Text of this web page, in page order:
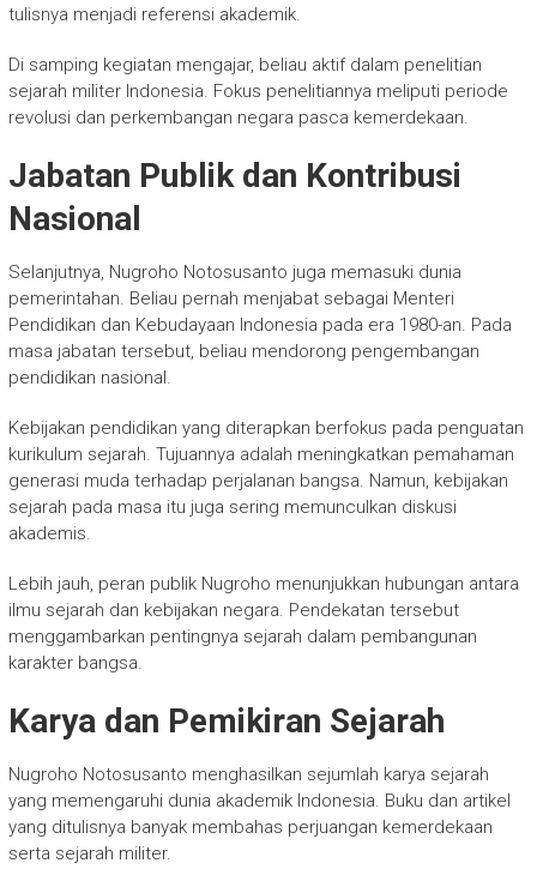
tulisnya menjadi referensi akademik.
Di samping kegiatan mengajar, beliau aktif dalam penelitian
sejarah militer Indonesia. Fokus penelitiannya meliputi periode
revolusi dan perkembangan negara pasca kemerdekaan.
Jabatan Publik dan Kontribusi
Nasional
Selanjutnya, Nugroho Notosusanto juga memasuki dunia
pemerintahan. Beliau pernah menjabat sebagai Menteri
Pendidikan dan Kebudayaan Indonesia pada era 1980-an. Pada
masa jabatan tersebut, beliau mendorong pengembangan
pendidikan nasional.
Kebijakan pendidikan yang diterapkan berfokus pada penguatan
kurikulum sejarah. Tujuannya adalah meningkatkan pemahaman
generasi muda terhadap perjalanan bangsa. Namun, kebijakan
sejarah pada masa itu juga sering memunculkan diskusi
akademis.
Lebih jauh, peran publik Nugroho menunjukkan hubungan antara
ilmu sejarah dan kebijakan negara. Pendekatan tersebut
menggambarkan pentingnya sejarah dalam pembangunan
karakter bangsa.
Karya dan Pemikiran Sejarah
Nugroho Notosusanto menghasilkan sejumlah karya sejarah
yang memengaruhi dunia akademik Indonesia. Buku dan artikel
yang ditulisnya banyak membahas perjuangan kemerdekaan
serta sejarah militer.